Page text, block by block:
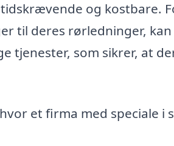
og kostbare.
til deres rørledninger,
tjenester, som sikrer, at
et firma med speciale i